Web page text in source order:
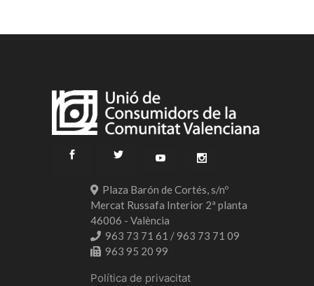
Plaza Barón de Cortés, s/nº
Mercat Russafa Interior 2ª planta
46006 - València
963 73 71 61 / 963 73 71 09
963 95 20 99
Política de privacitat